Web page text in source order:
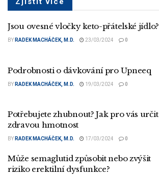
Jsou ovesné vločky keto-přátelské jídlo?
BY RADEK MACHÁČEK, M.D. 23/03/2024 0
Podrobnosti o dávkování pro Upneeq
BY RADEK MACHÁČEK, M.D. 19/03/2024 0
Potřebujete zhubnout? Jak pro vás určit
zdravou hmotnost
BY RADEK MACHÁČEK, M.D. 17/03/2024 0
Může semaglutid způsobit nebo zvýšit
riziko erektilní dysfunkce?